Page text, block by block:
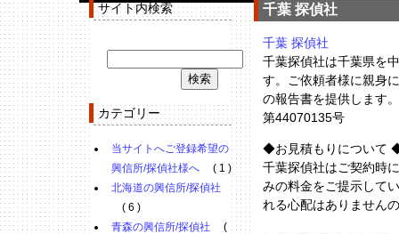
千葉 探偵社
千葉 探偵社
千葉探偵社は千葉県を
す。ご依頼者様に親身
の報告書を提供します
第44070135号
◆お見積もりについて
千葉探偵社はご契約時
みの料金をご提示して
れる心配はありません
サイト内検索
カテゴリー
当サイトへご登録希望の
興信所/探偵社様へ ( 1 )
北海道の興信所/探偵社
( 6 )
青森の興信所/探偵社 (